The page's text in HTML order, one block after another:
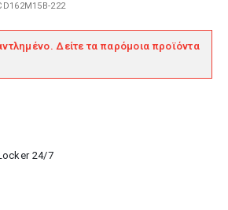
222
Δείτε τα παρόμοια προϊόντα
24/7